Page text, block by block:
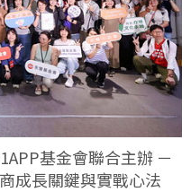
基金會聯合主辦 －
成長關鍵與實戰心法